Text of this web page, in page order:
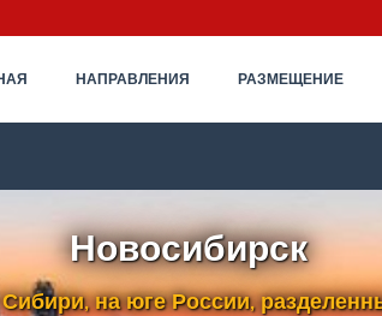
НАПРАВЛЕНИЯ РАЗМЕЩЕНИЕ
Новосибирск
на юге России,